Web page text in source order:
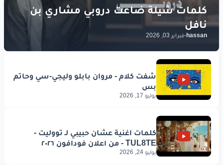
hassan
-فبراير 03, 2026
يوليو 17, 2026
يوليو 24, 2026